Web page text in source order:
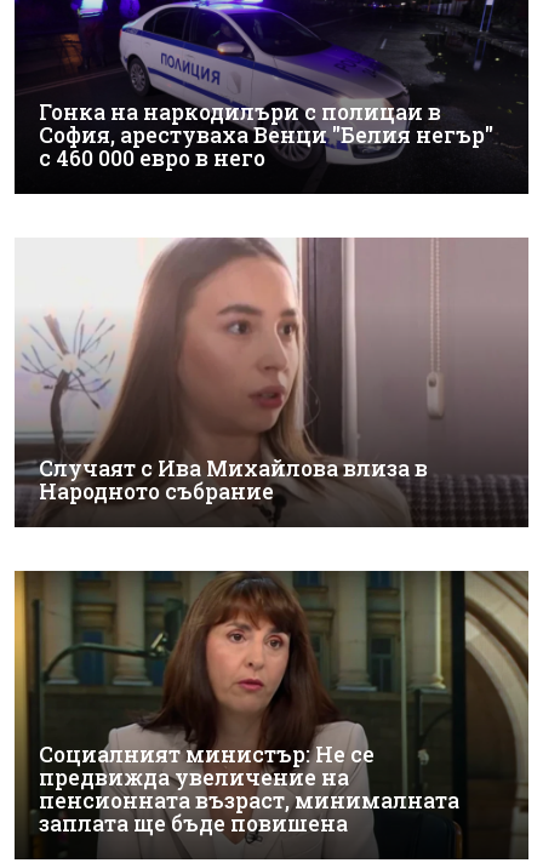
Гонка на наркодилъри с полицаи в
София, арестуваха Венци "Белия негър"
с 460 000 евро в него
Случаят с Ива Михайлова влиза в
Народното събрание
Социалният министър: Не се
предвижда увеличение на
пенсионната възраст, минималната
заплата ще бъде повишена